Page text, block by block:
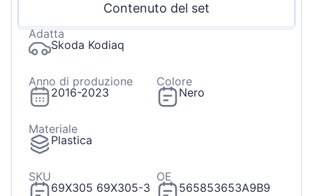
Contenuto del set
Adatta
Skoda Kodiaq
Anno di produzione
2016-2023
Colore
Nero
Materiale
Plastica
SKU
69X305 69X305-3
OE
565853653A9B9